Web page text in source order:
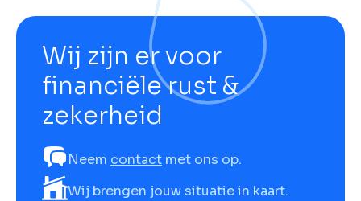
Wij zijn er voor
financiële rust &
zekerheid
Neem contact met ons op.
Wij brengen jouw situatie in kaart.